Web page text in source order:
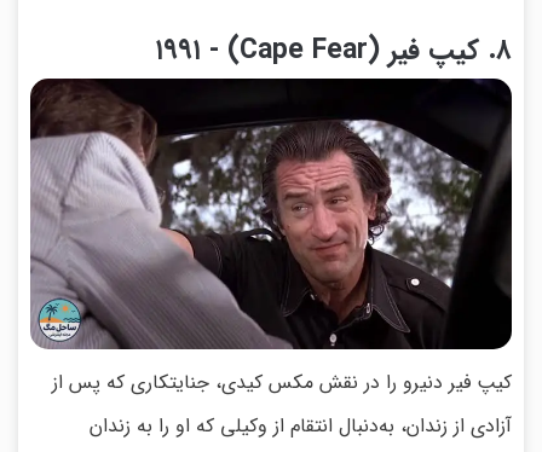
۸. کیپ فیر (Cape Fear) - ۱۹۹۱
کیپ فیر دنیرو را در نقش مکس کیدی، جنایتکاری که پس از
آزادی از زندان، به‌دنبال انتقام از وکیلی که او را به زندان